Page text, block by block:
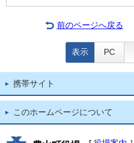
前のページへ戻る
表示 PC
携帯サイト
このホームページについて